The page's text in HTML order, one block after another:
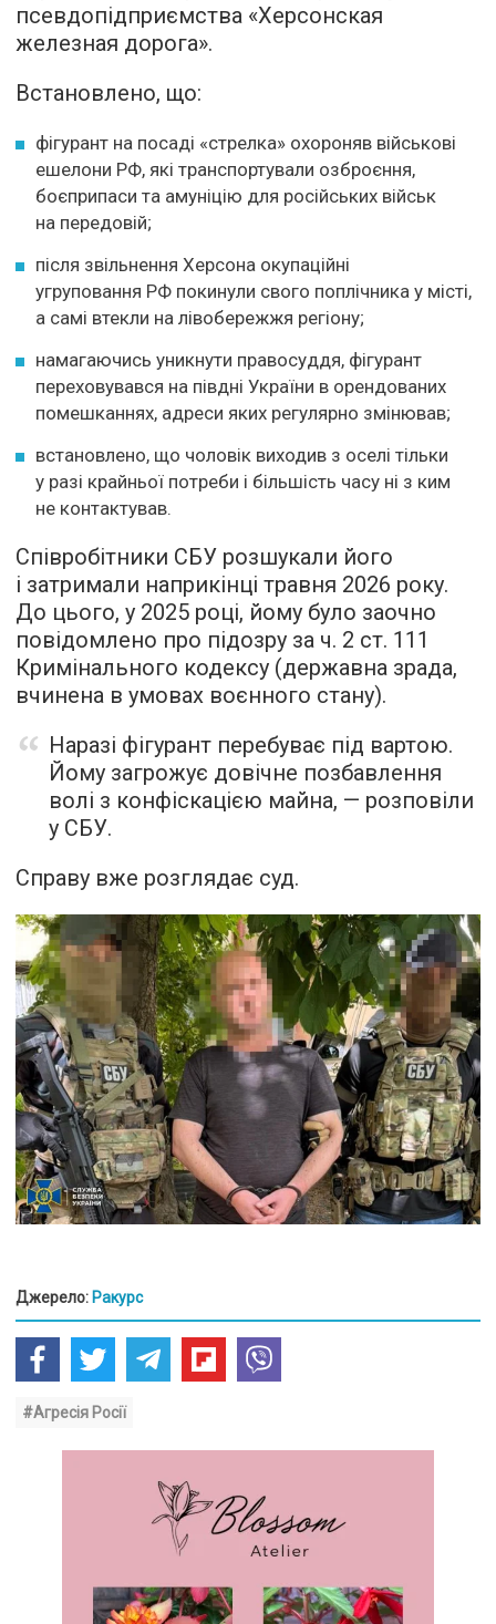
псевдопідприємства «Херсонская
железная дорога».
Встановлено, що:
фігурант на посаді «стрелка» охороняв військові
ешелони РФ, які транспортували озброєння,
боєприпаси та амуніцію для російських військ
на передовій;
після звільнення Херсона окупаційні
угруповання РФ покинули свого поплічника у місті,
а самі втекли на лівобережжя регіону;
намагаючись уникнути правосуддя, фігурант
переховувався на півдні України в орендованих
помешканнях, адреси яких регулярно змінював;
встановлено, що чоловік виходив з оселі тільки
у разі крайньої потреби і більшість часу ні з ким
не контактував.
Співробітники СБУ розшукали його
і затримали наприкінці травня 2026 року.
До цього, у 2025 році, йому було заочно
повідомлено про підозру за ч. 2 ст. 111
Кримінального кодексу (державна зрада,
вчинена в умовах воєнного стану).
Наразі фігурант перебуває під вартою.
Йому загрожує довічне позбавлення
волі з конфіскацією майна, — розповіли
у СБУ.
Справу вже розглядає суд.
Джерело: Ракурс
#Агресія Росії